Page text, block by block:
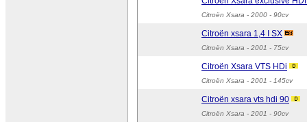
Citroën Xsara - 2000 - 90cv
Citroën xsara 1,4 I SX
Citroën Xsara - 2001 - 75cv
Citroën Xsara VTS HDi
Citroën Xsara - 2001 - 145cv
Citroën xsara vts hdi 90
Citroën Xsara - 2001 - 90cv